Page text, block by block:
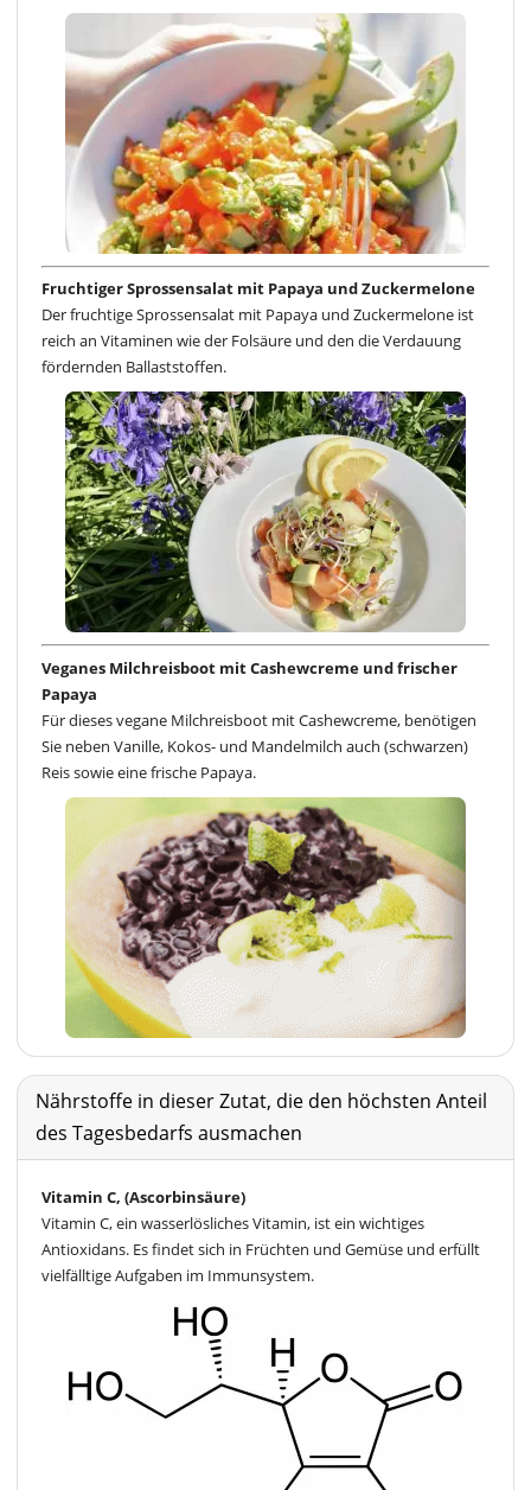
Fruchtiger Sprossensalat mit Papaya und Zuckermelone
Der fruchtige Sprossensalat mit Papaya und Zuckermelone ist
reich an Vitaminen wie der Folsäure und den die Verdauung
fördernden Ballaststoffen.
Veganes Milchreisboot mit Cashewcreme und frischer
Papaya
Für dieses vegane Milchreisboot mit Cashewcreme, benötigen
Sie neben Vanille, Kokos- und Mandelmilch auch (schwarzen)
Reis sowie eine frische Papaya.
Nährstoffe in dieser Zutat, die den höchsten Anteil
des Tagesbedarfs ausmachen
Vitamin C, (Ascorbinsäure)
Vitamin C, ein wasserlösliches Vitamin, ist ein wichtiges
Antioxidans. Es findet sich in Früchten und Gemüse und erfüllt
vielfälltige Aufgaben im Immunsystem.